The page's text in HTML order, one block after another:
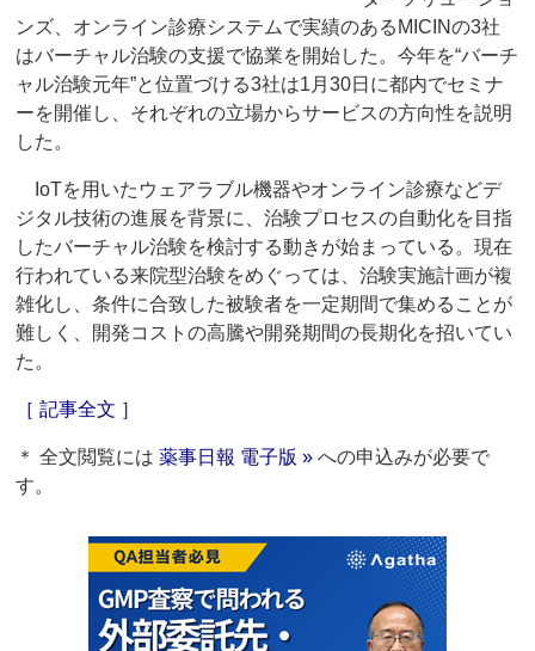
ンズ、オンライン診療システムで実績のあるMICINの3社
はバーチャル治験の支援で協業を開始した。今年を“バーチ
ャル治験元年”と位置づける3社は1月30日に都内でセミナ
ーを開催し、それぞれの立場からサービスの方向性を説明
した。
IoTを用いたウェアラブル機器やオンライン診療などデ
ジタル技術の進展を背景に、治験プロセスの自動化を目指
したバーチャル治験を検討する動きが始まっている。現在
行われている来院型治験をめぐっては、治験実施計画が複
雑化し、条件に合致した被験者を一定期間で集めることが
難しく、開発コストの高騰や開発期間の長期化を招いてい
た。
［ 記事全文 ］
＊ 全文閲覧には薬事日報 電子版 » への申込みが必要で
す。